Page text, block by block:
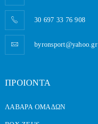
30 697 33 76 908
byronsport@yahoo.gr
ΠΡΟΙΟΝΤΑ
ΛΑΒΑΡΑ ΟΜΑΔΩΝ